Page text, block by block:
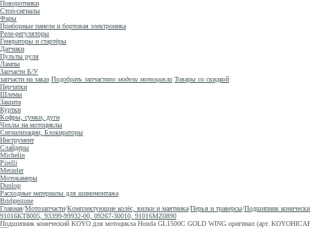
Поворотники
Стоп-сигналы
Фары
Приборные панели и бортовая электроника
Реле-регуляторы
Генераторы и стартёры
Датчики
Пульты руля
Лампы
Запчасти Б/У
запчасти на заказ Подобрать запчастипо модели мотоцикла Товары со скидкой
Перчатки
Шлемы
Защита
Куртки
Кофры, сумки, дуги
Чехлы на мотоциклы
Сигнализации, Блокираторы
Инструмент
Слайдеры
Michelin
Pirelli
Metzeler
Мотокамеры
Dunlop
Расходные материалы для шиномонтажа
Bridgestone
Главная/Мотозапчасти/Комплектующие колёс, вилки и маятника/Перья и траверсы/Подшипник
91016KT8005, 93399-99932-00, 09267-30010, 91016MZ0890
Подшипник конический KOYO для мотоцикла Honda GL1500C GOLD WING оригинал (арт.